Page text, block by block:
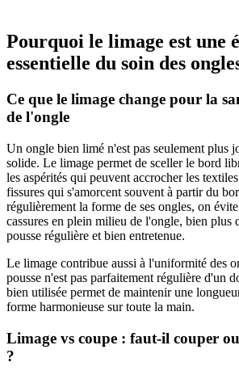
Pourquoi le limage est une
essentielle du soin des
Ce que le limage change pour la
de l'ongle
Un ongle bien limé n'est pas seulement plus
solide. Le limage permet de sceller le bord
les aspérités qui peuvent accrocher les
fissures qui s'amorcent souvent à partir du
régulièrement la forme de ses ongles, on
cassures en plein milieu de l'ongle, bien plus
pousse régulière et bien entretenue.
Le limage contribue aussi à l'uniformité des
pousse n'est pas parfaitement régulière d'un
bien utilisée permet de maintenir une
forme harmonieuse sur toute la main.
Limage vs coupe : faut-il couper
?